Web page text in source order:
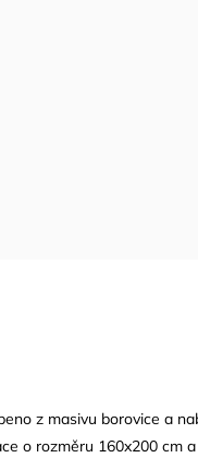
z masivu borovice a
o rozměru 160x200 cm